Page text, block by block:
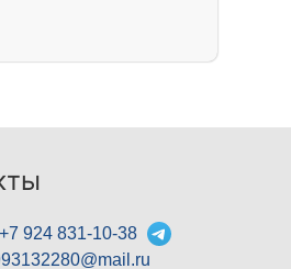
+7 924 831-10-38